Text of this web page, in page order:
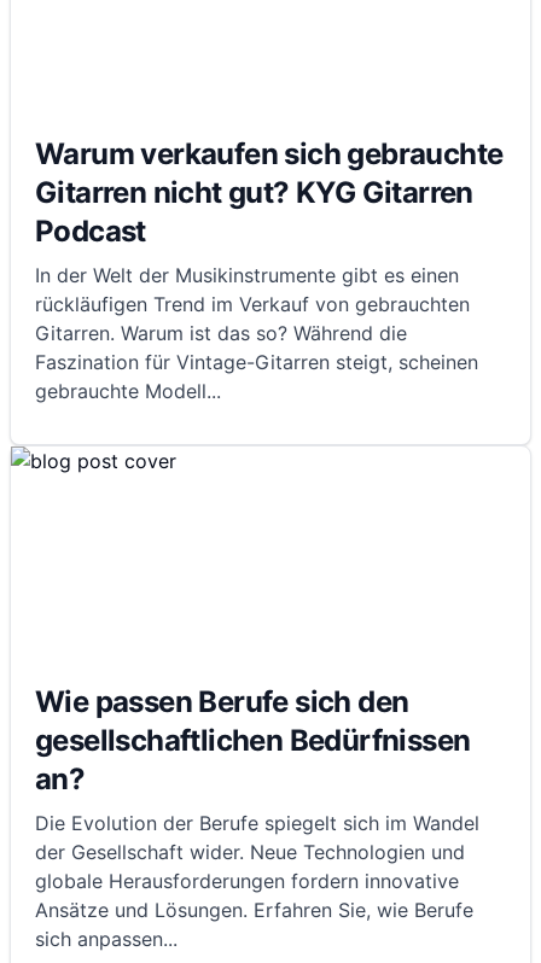
Warum verkaufen sich gebrauchte
Gitarren nicht gut? KYG Gitarren
Podcast
In der Welt der Musikinstrumente gibt es einen
rückläufigen Trend im Verkauf von gebrauchten
Gitarren. Warum ist das so? Während die
Faszination für Vintage-Gitarren steigt, scheinen
gebrauchte Modell...
Wie passen Berufe sich den
gesellschaftlichen Bedürfnissen
an?
Die Evolution der Berufe spiegelt sich im Wandel
der Gesellschaft wider. Neue Technologien und
globale Herausforderungen fordern innovative
Ansätze und Lösungen. Erfahren Sie, wie Berufe
sich anpassen...